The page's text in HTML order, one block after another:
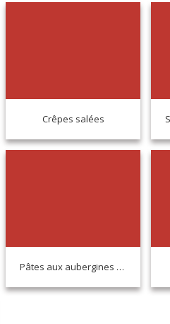
Crêpes salées
Pâtes aux aubergines et aux olives